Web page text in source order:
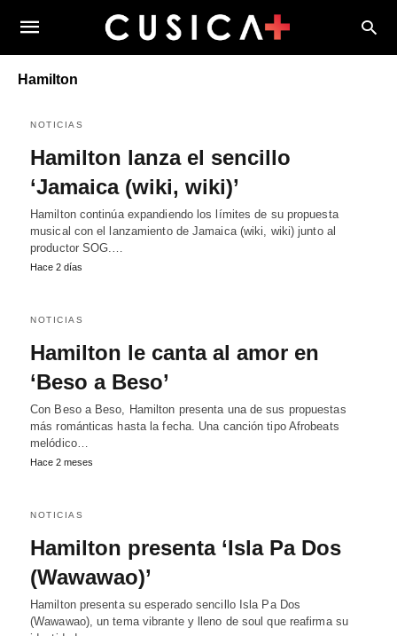
Hamilton
NOTICIAS
Hamilton lanza el sencillo
‘Jamaica (wiki, wiki)’
Hamilton continúa expandiendo los límites de su propuesta
musical con el lanzamiento de Jamaica (wiki, wiki) junto al
productor SOG.…
Hace 2 días
NOTICIAS
Hamilton le canta al amor en
‘Beso a Beso’
Con Beso a Beso, Hamilton presenta una de sus propuestas
más románticas hasta la fecha. Una canción tipo Afrobeats
melódico…
Hace 2 meses
NOTICIAS
Hamilton presenta ‘Isla Pa Dos
(Wawawao)’
Hamilton presenta su esperado sencillo Isla Pa Dos
(Wawawao), un tema vibrante y lleno de soul que reafirma su